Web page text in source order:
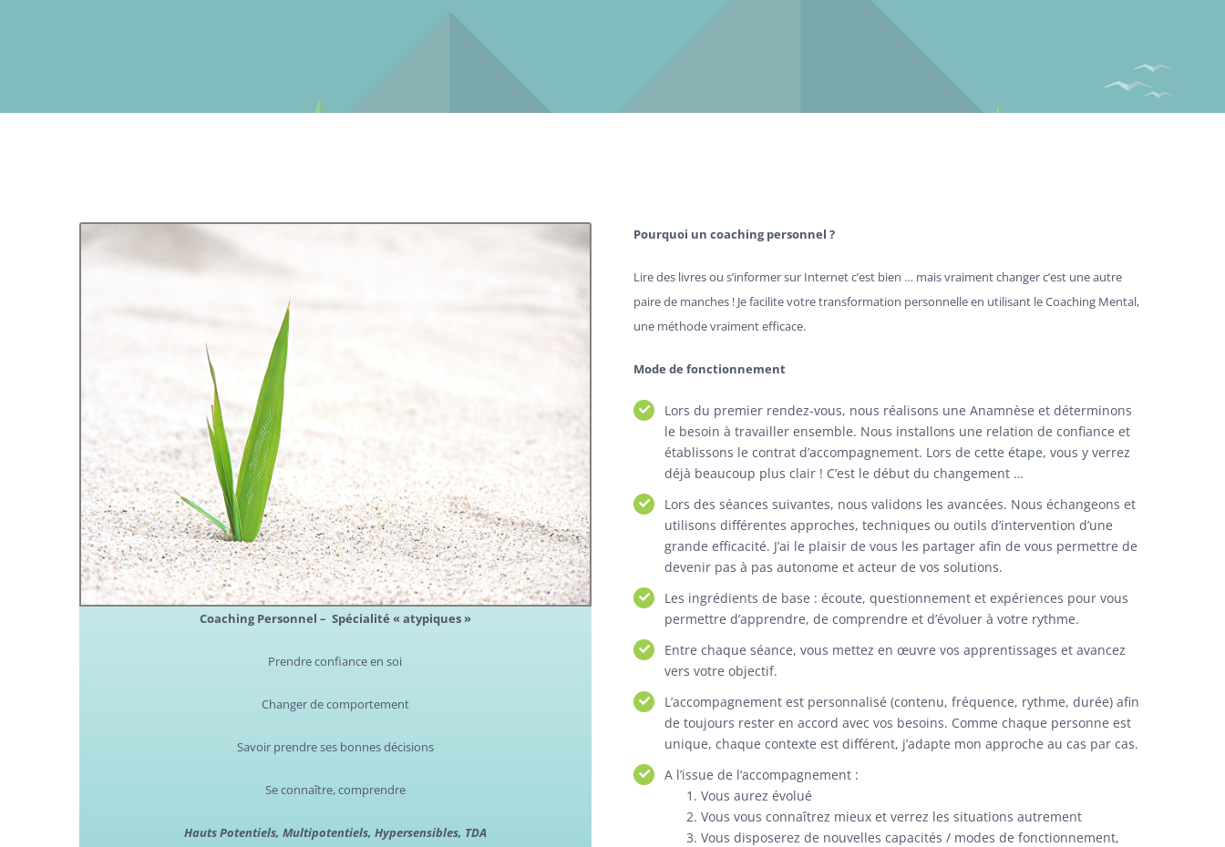
Coaching Personnel – Spécialité « atypiques »
Prendre confiance en soi
Changer de comportement
Savoir prendre ses bonnes décisions
Se connaître, comprendre
Hauts Potentiels, Multipotentiels, Hypersensibles, TDA
Pourquoi un coaching personnel ?
Lire des livres ou s’informer sur Internet c’est bien … mais vraiment changer c’est une autre
paire de manches ! Je facilite votre transformation personnelle en utilisant le Coaching Mental,
une méthode vraiment efficace.
Mode de fonctionnement
Lors du premier rendez-vous, nous réalisons une Anamnèse et déterminons
le besoin à travailler ensemble. Nous installons une relation de confiance et
établissons le contrat d’accompagnement. Lors de cette étape, vous y verrez
déjà beaucoup plus clair ! C’est le début du changement …
Lors des séances suivantes, nous validons les avancées. Nous échangeons et
utilisons différentes approches, techniques ou outils d’intervention d’une
grande efficacité. J’ai le plaisir de vous les partagerafin de vous permettre de
devenir pas à pas autonome et acteur de vos solutions.
Les ingrédients de base : écoute, questionnement et expériences pour vous
permettre d’apprendre, de comprendre et d’évoluer à votre rythme.
Entre chaque séance, vous mettez en œuvre vos apprentissages et avancez
vers votre objectif.
L’accompagnement est personnalisé (contenu, fréquence, rythme, durée) afin
de toujours rester en accord avec vos besoins. Comme chaque personne est
unique, chaque contexte est différent, j’adapte mon approche au cas par cas.
A l’issue de l’accompagnement :
Vous aurez évolué
Vous vous connaîtrez mieux et verrez les situations autrement
Vous disposerez de nouvelles capacités / modes de fonctionnement,